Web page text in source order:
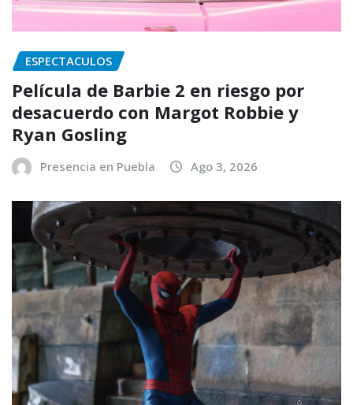
ESPECTACULOS
Película de Barbie 2 en riesgo por
desacuerdo con Margot Robbie y
Ryan Gosling
Presencia en Puebla Ago 3, 2026